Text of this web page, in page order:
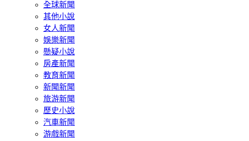
全球新聞
其他小說
女人新聞
娛樂新聞
懸疑小說
房產新聞
教育新聞
新聞新聞
旅游新聞
歷史小說
汽車新聞
游戲新聞